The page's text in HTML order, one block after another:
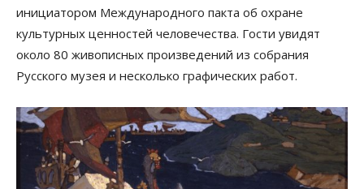
инициатором Международного пакта об охране
культурных ценностей человечества. Гости увидят
около 80 живописных произведений из собрания
Русского музея и несколько графических работ.